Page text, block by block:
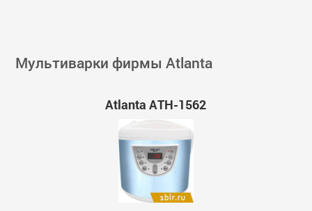
Мультиварки фирмы Atlanta
Atlanta ATH-1562